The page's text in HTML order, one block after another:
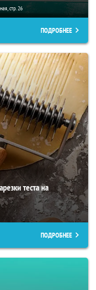
стр. 26
ПОДРОБНЕЕ
теста на
ПОДРОБНЕЕ